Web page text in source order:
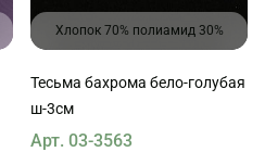
Хлопок 70% полиамид 30%
Тесьма бахрома бело-голубая
ш-3см
Арт. 03-3563